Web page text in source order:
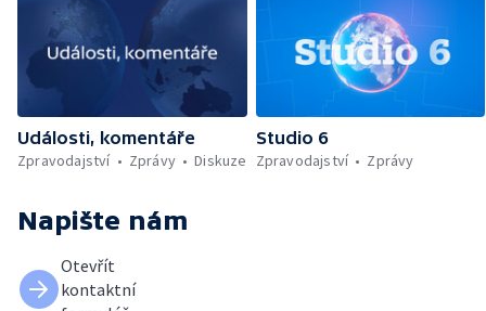
Události, komentáře
Zpravodajství
Zprávy Diskuze
Studio 6
Zpravodajství
Zprávy
Napište nám
Otevřít
kontaktní